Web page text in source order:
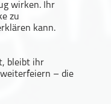
wirken. Ihr
zu
kann.
bleibt ihr
– die